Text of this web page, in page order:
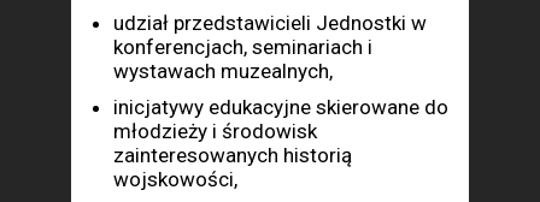
udział przedstawicieli Jednostki w
konferencjach, seminariach i
wystawach muzealnych,
inicjatywy edukacyjne skierowane do
młodzieży i środowisk
zainteresowanych historią
wojskowości,